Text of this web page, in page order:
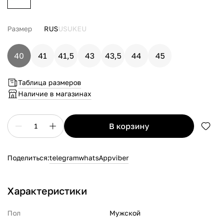
Размер RUSUSUKEU
40 41 41,5 43 43,5 44 45
Таблица размеров
Наличие в магазинах
1 в корзину
Поделиться:telegramwhatsAppviber
Характеристики
Пол Мужской